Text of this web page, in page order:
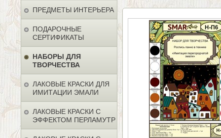
ПРЕДМЕТЫ ИНТЕРЬЕРА
ПОДАРОЧНЫЕ
СЕРТИФИКАТЫ
НАБОРЫ ДЛЯ
ТВОРЧЕСТВА
ЛАКОВЫЕ КРАСКИ ДЛЯ
ИМИТАЦИИ ЭМАЛИ
ЛАКОВЫЕ КРАСКИ С
ЭФФЕКТОМ ПЕРЛАМУТР